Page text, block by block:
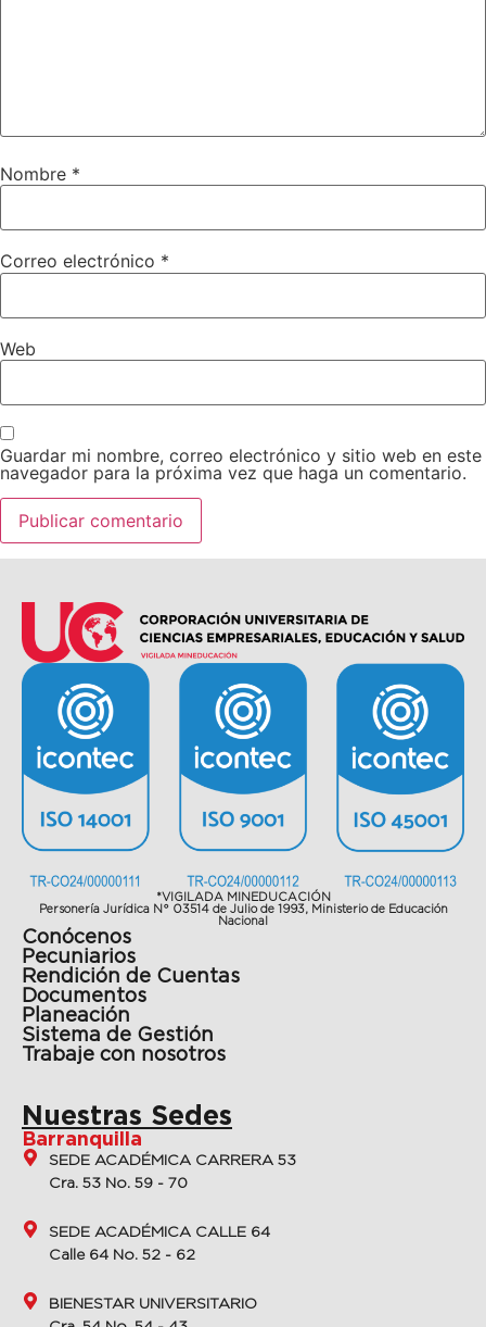
Nombre *
Correo electrónico *
Web
Guardar mi nombre, correo electrónico y sitio web en este
navegador para la próxima vez que haga un comentario.
*VIGILADA MINEDUCACIÓN
Personería Jurídica N° 03514 de Julio de 1993, Ministerio de Educación
Nacional
Conócenos
Pecuniarios
Rendición de Cuentas
Documentos
Planeación
Sistema de Gestión
Trabaje con nosotros
Nuestras Sedes
Barranquilla
SEDE ACADÉMICA CARRERA 53
Cra. 53 No. 59 - 70
SEDE ACADÉMICA CALLE 64
Calle 64 No. 52 - 62
BIENESTAR UNIVERSITARIO